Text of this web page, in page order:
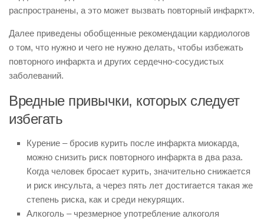
распространены, а это может вызвать повторный инфаркт».
Далее приведены обобщенные рекомендации кардиологов
о том, что нужно и чего не нужно делать, чтобы избежать
повторного инфаркта и других сердечно-сосудистых
заболеваний.
Вредные привычки, которых следует
избегать
Курение – бросив курить после инфаркта миокарда,
можно снизить риск повторного инфаркта в два раза.
Когда человек бросает курить, значительно снижается
и риск инсульта, а через пять лет достигается такая же
степень риска, как и среди некурящих.
Алкоголь – чрезмерное употребление алкоголя